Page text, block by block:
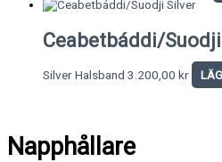
Ceabetbáddi/
Silver Halsband 3.200,00 kr
Napphållare